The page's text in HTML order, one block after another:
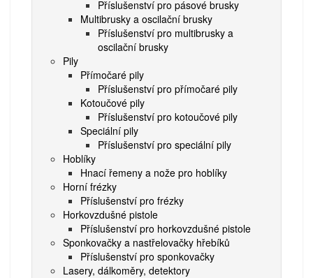
Příslušenství pro pásové brusky
Multibrusky a oscilační brusky
Příslušenství pro multibrusky a
oscilační brusky
Pily
Přímočaré pily
Příslušenství pro přímočaré pily
Kotoučové pily
Příslušenství pro kotoučové pily
Speciální pily
Příslušenství pro speciální pily
Hoblíky
Hnací řemeny a nože pro hoblíky
Horní frézky
Příslušenství pro frézky
Horkovzdušné pistole
Příslušenství pro horkovzdušné pistole
Sponkovačky a nastřelovačky hřebíků
Příslušenství pro sponkovačky
Lasery, dálkoměry, detektory